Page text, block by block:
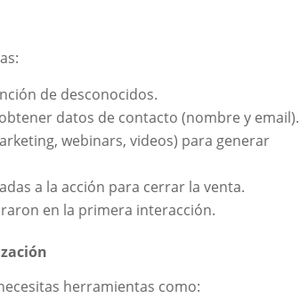
de desconocidos.
datos de contacto (nombre y email).
webinars, videos) para generar
a la acción para cerrar la venta.
en la primera interacción.
herramientas como: